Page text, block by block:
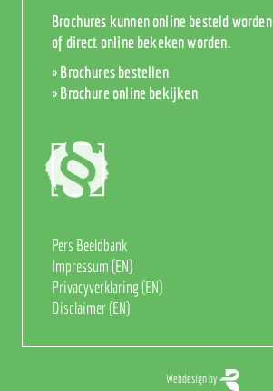
Brochures kunnen online besteld worden
of direct online bekeken worden.
»Brochures bestellen
»Brochure online bekijken
Pers Beeldbank
Impressum (EN)
Privacyverklaring (EN)
Disclaimer (EN)
Webdesign by